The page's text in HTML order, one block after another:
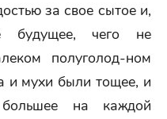
за свое сытое и,
будущее, чего не
полуголод-ном
и мухи были тощее, и
на каждой